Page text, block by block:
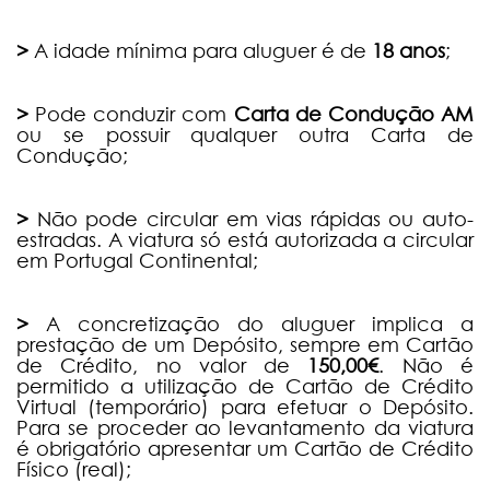
> A idade mínima para aluguer é de 18 anos;
> Pode conduzir com Carta de Condução AM
ou se possuir qualquer outra Carta de
Condução;
> Não pode circular em vias rápidas ou auto-
estradas. A viatura só está autorizada a circular
em Portugal Continental;
> A concretização do aluguer implica a
prestação de um Depósito, sempre em Cartão
de Crédito, no valor de 150,00€. Não é
permitido a utilização de Cartão de Crédito
Virtual (temporário) para efetuar o Depósito.
Para se proceder ao levantamento da viatura
é obrigatório apresentar um Cartão de Crédito
Físico (real);